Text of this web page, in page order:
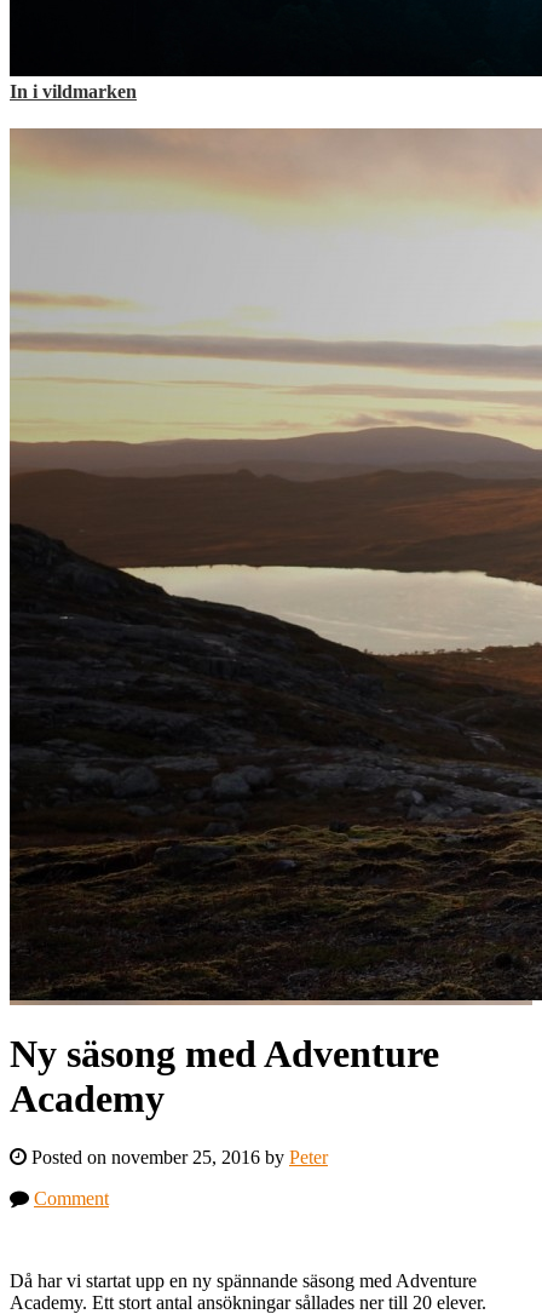
In i vildmarken
Ny säsong med Adventure
Academy
Posted on november 25, 2016 by Peter
Comment
Då har vi startat upp en ny spännande säsong med Adventure
Academy. Ett stort antal ansökningar sållades ner till 20 elever.